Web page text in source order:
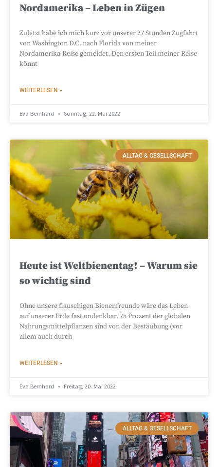
Nordamerika – Leben in Zügen
Zuletzt habe ich mich kurz vor unserer 27 Stunden Zugfahrt
von Washington D.C. nach Florida von meiner
Nordamerika-Reise gemeldet. Den ersten Teil meiner Reise
könnt
WEITERLESEN »
Eva Bernhard Sonntag, 22. Mai 2022
ALLTAG & GESELLSCHAFT
Heute ist Weltbienentag! – Warum sie
so wichtig sind
Ohne unsere flauschigen Bienenfreunde wäre das Leben
auf unserer Erde fast undenkbar. 75 Prozent der globalen
Nahrungsmittelpflanzen sind von der Bestäubung (vor
allem auch durch
WEITERLESEN »
Eva Bernhard Freitag, 20. Mai 2022
ALLTAG & GESELLSCHAFT